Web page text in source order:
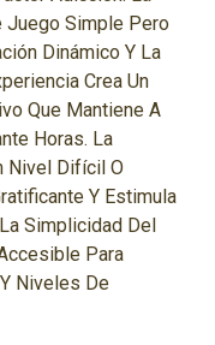
Juego Simple Pero
Dinámico Y La
Crea Un
Que Mantiene A
Horas. La
Nivel Difícil O
Y Estimula
Simplicidad Del
Para
Niveles De